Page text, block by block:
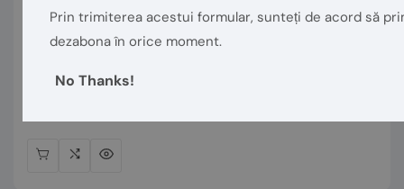
Vânzător:
Excavator pe roti - JCB JS145W
€119.401,68
Prin trimiterea acestui formular, sunteți de acord să
dezabona în orice moment.
No Thanks!